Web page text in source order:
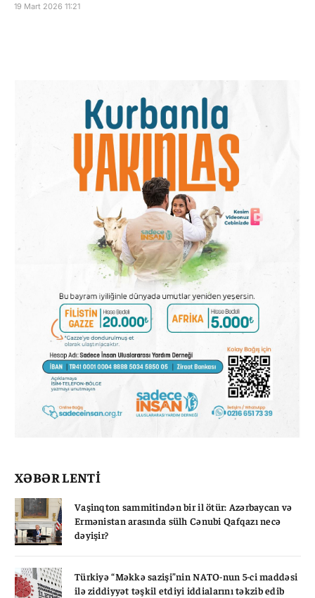
19 Mart 2026 11:21
XƏBƏR LENTİ
Vaşinqton sammitindən bir il ötür: Azərbaycan və
Ermənistan arasında sülh Cənubi Qafqazı necə
dəyişir?
Türkiyə “Məkkə sazişi”nin NATO-nun 5-ci maddəsi
ilə ziddiyyət təşkil etdiyi iddialarını təkzib edib